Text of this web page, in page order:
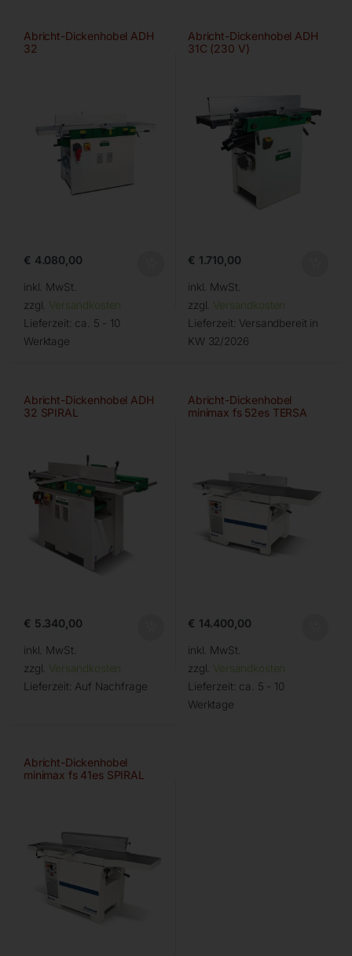
Abricht-Dickenhobel ADH
32
€ 4.080,00
inkl. MwSt.
zzgl. Versandkosten
Lieferzeit: ca. 5 - 10
Werktage
Abricht-Dickenhobel ADH
31C (230 V)
€ 1.710,00
inkl. MwSt.
zzgl. Versandkosten
Lieferzeit: Versandbereit in
KW 32/2026
Abricht-Dickenhobel ADH
32 SPIRAL
€ 5.340,00
inkl. MwSt.
zzgl. Versandkosten
Lieferzeit: Auf Nachfrage
Abricht-Dickenhobel
minimax fs 52es TERSA
€ 14.400,00
inkl. MwSt.
zzgl. Versandkosten
Lieferzeit: ca. 5 - 10
Werktage
Abricht-Dickenhobel
minimax fs 41es SPIRAL